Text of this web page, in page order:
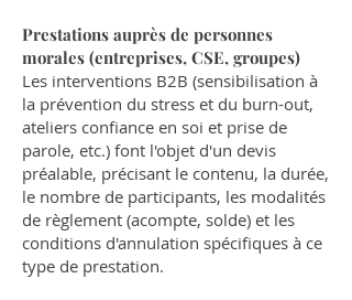
Prestations auprès de personnes
morales (entreprises, CSE, groupes)
Les interventions B2B (sensibilisation à
la prévention du stress et du burn-out,
ateliers confiance en soi et prise de
parole, etc.) font l'objet d'un devis
préalable, précisant le contenu, la durée,
le nombre de participants, les modalités
de règlement (acompte, solde) et les
conditions d'annulation spécifiques à ce
type de prestation.